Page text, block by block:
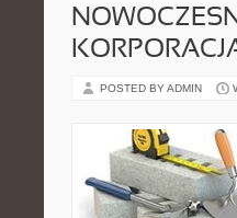
POSTED BY ADMIN